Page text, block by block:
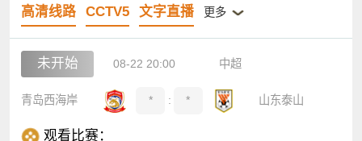
高清线路
CCTV5 文字直播 更多
未开始 08-22 20:00 中超
青岛西海岸 * : * 山东泰山
观看比赛：